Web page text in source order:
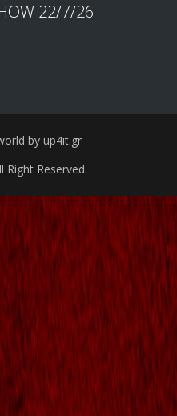
22/7/26
by up4it.gr
Right Reserved.